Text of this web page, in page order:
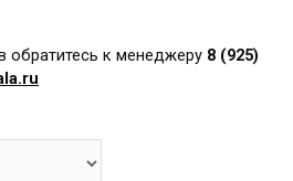
обратитесь к менеджеру 8 (925)